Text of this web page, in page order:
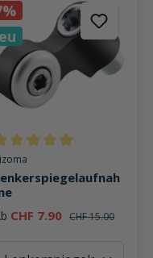
5 Sternen Bewertung
CHF 7.90 CHF 15.00